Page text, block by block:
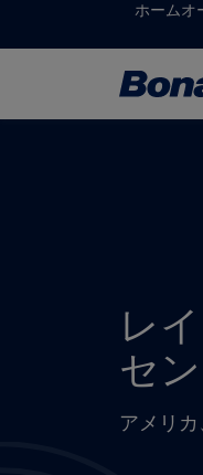
ホームオ
レ
セ
アメリ